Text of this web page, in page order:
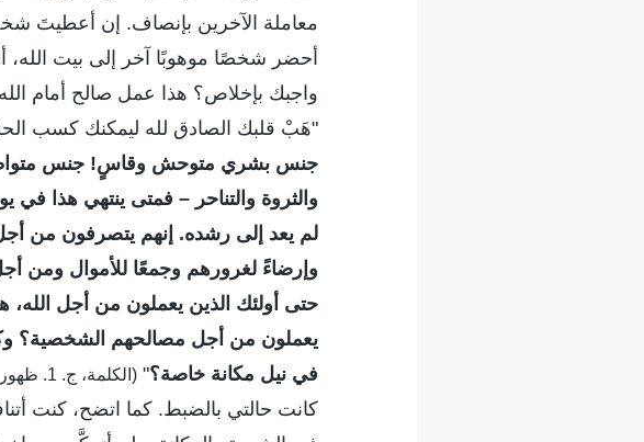
معاملة الآخرين بإنصاف. إن أعطيتَ
أحضر شخصًا موهوبًا آخر إلى بيت الله،
واجبك بإخلاص؟ هذا عمل صالح أمام
"هَبْ قلبك الصادق لله ليمكنك كسب
جنس بشري متوحش وقاسٍ! جنس
والثروة والتناحر – فمتى ينتهي هذا في
لم يعد إلى رشده. إنهم يتصرفون من أجل
وإرضاءً لغرورهم وجمعًا للأموال ومن
حتى أولئك الذين يعملون من أجل
يعملون من أجل مصالحهم الشخصية؟
في نيل مكانة خاصة؟" (الكلمة، ج. 1. ظهور الله وعمله. ينبغي أن يُعاقَب الشرير)
كانت حالتي بالضبط. كما اتضح، كنت